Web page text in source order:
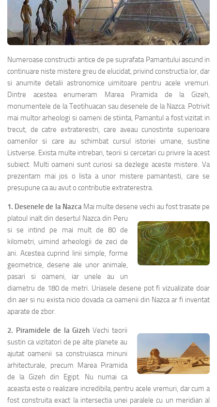
Numeroase constructii antice de pe suprafata Pamantului ascund in
continuare niste mistere greu de elucidat, privind constructia lor, dar
si anumite detalii astronomice uimitoare pentru acele vremuri.
Dintre acestea enumeram Marea Piramida de la Gizeh,
monumentele de la Teotihuacan sau desenele de la Nazca. Potrivit
mai multor arheologi si oameni de stiinta, Pamantul a fost vizitat in
trecut, de catre extraterestri, care aveau cunostinte superioare
oamenilor si care au schimbat cursul istoriei umane, sustine
Listverse. Exista multe intrebari, teorii si cercetari cu privire la acest
subiect. Multi oameni sunt curiosi sa dezlege aceste mistere. Va
prezentam mai jos o lista a unor mistere pamantesti, care se
presupune ca au avut o contributie extraterestra.
1. Desenele de la NazcaMai multe desene vechi au fost trasate pe
platoul inalt din desertul Nazca din Peru
si se intind pe mai mult de 80 de
kilometri, uimind arheologii de zeci de
ani. Acestea cuprind linii simple, forme
geometrice, desene ale unor animale,
pasari si oameni, iar unele au un
diametru de 180 de metri. Uriasele desene pot fi vizualizate doar
din aer si nu exista nicio dovada ca oamenii din Nazca ar fi inventat
aparate de zbor.
2. Piramidele de la Gizeh Vechi teorii
sustin ca vizitatori de pe alte planete au
ajutat oamenii sa construiasca minuni
arhitecturale, precum Marea Piramida
de la Gizeh din Egipt. Nu numai ca
aceasta este o realizare incredibila, pentru acele vremuri, dar cum a
fost construita exact la intersectia unei paralele cu un meridian al